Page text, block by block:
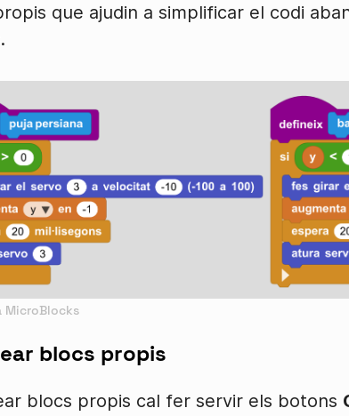
que ajudin a simplificar el codi
blocs propis
blocs propis cal fer servir els botons